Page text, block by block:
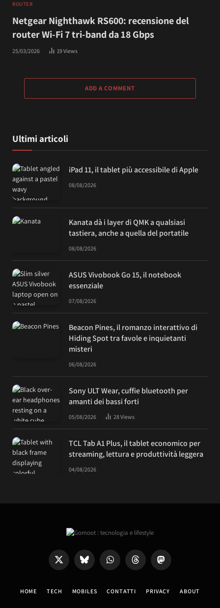
ROUTER
Netgear Nighthawk RS600: recensione del
router Wi-Fi 7 tri-band da 18 Gbps
25/03/2026 19Views
ADD A COMMENT
Ultimi articoli
iPad 11, il tablet più accessibile di Apple
08/08/2026
Kanata dà i layer di QMK a qualsiasi
tastiera, anche a quella del portatile
08/08/2026
ASUS Vivobook Go 15, il notebook
essenziale
07/08/2026
Beacon Pines, il romanzo interattivo di
Hiding Spot tra favole e inquietanti
misteri
06/08/2026
Sony ULT Wear, cuffie bluetooth per
amanti dei bassi forti
05/08/2026 28Views
TCL Tab A1 Plus, il tablet economico per
streaming, lettura e produttività leggera
04/08/2026
X
(Twitter)
Bluesky WhatsAppThreads Mastodon
HOME TECH MOBILES CONTATTI PRIVACY ABOUT